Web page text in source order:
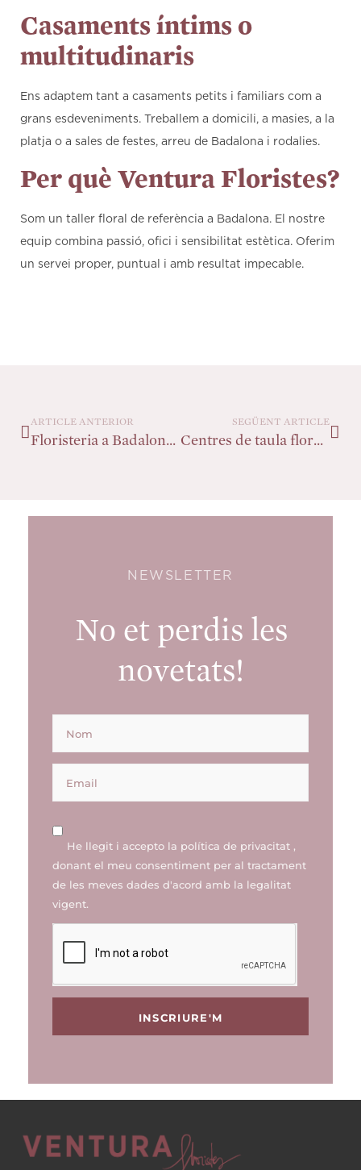
Casaments íntims o
multitudinaris
Ens adaptem tant a casaments petits i familiars com a
grans esdeveniments. Treballem a domicili, a masies, a la
platja o a sales de festes, arreu de Badalona i rodalies.
Per què Ventura Floristes?
Som un taller floral de referència a Badalona. El nostre
equip combina passió, ofici i sensibilitat estètica. Oferim
un servei proper, puntual i amb resultat impecable.
ARTICLE ANTERIOR
Floristeria a Badalona | Ventura Floristes – Flors i Regals
SEGÜENT ARTICLE
Centres de taula florals per a esdeveniments
NEWSLETTER
No et perdis les
novetats!
He llegit i accepto la política de privacitat ,
donant el meu consentiment per al tractament
de les meves dades d'acord amb la legalitat
vigent.
INSCRIURE'M